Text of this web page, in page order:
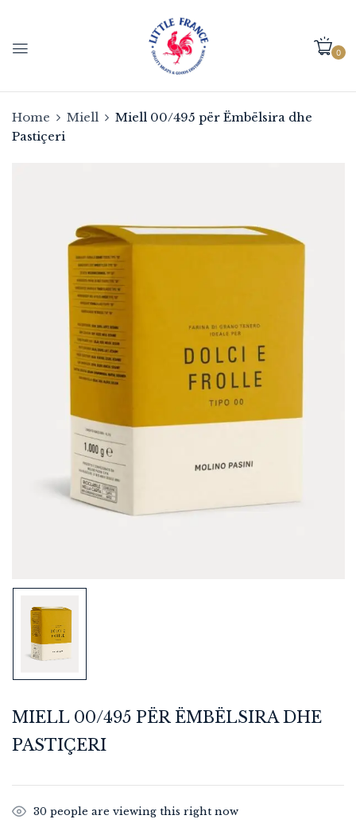
0
Home Miell
Miell 00/495 për Ëmbëlsira dhe
Pastiçeri
MIELL 00/495 PËR ËMBËLSIRA DHE
PASTIÇERI
30 people are viewing this right now